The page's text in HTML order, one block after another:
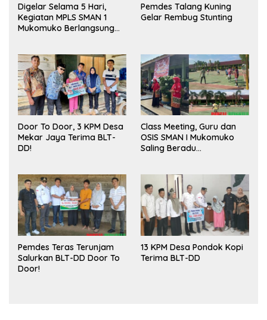
Digelar Selama 5 Hari,
Kegiatan MPLS SMAN 1
Mukomuko Berlangsung
Pemdes Talang Kuning
Gelar Rembug Stunting
Door To Door, 3 KPM Desa
Mekar Jaya Terima BLT-
DD!
Class Meeting, Guru dan
OSIS SMAN I Mukomuko
Saling Beradu
Pemdes Teras Terunjam
Salurkan BLT-DD Door To
Door!
13 KPM Desa Pondok Kopi
Terima BLT-DD